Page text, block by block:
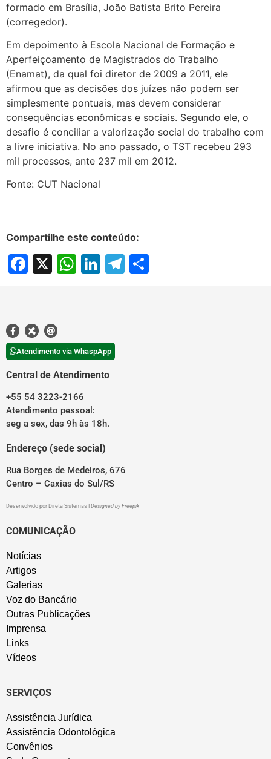
formado em Brasília, João Batista Brito Pereira
(corregedor).
Em depoimento à Escola Nacional de Formação e
Aperfeiçoamento de Magistrados do Trabalho
(Enamat), da qual foi diretor de 2009 a 2011, ele
afirmou que as decisões dos juízes não podem ser
simplesmente pontuais, mas devem considerar
consequências econômicas e sociais. Segundo ele, o
desafio é conciliar a valorização social do trabalho com
a livre iniciativa. No ano passado, o TST recebeu 293
mil processos, ante 237 mil em 2012.
Fonte: CUT Nacional
Compartilhe este conteúdo:
Facebook
X WhatsApp
LinkedIn
Telegram
Atendimento via WhaspApp
Central de Atendimento
+55 54 3223-2166
Atendimento pessoal:
seg a sex, das 9h às 18h.
Endereço (sede social)
Rua Borges de Medeiros, 676
Centro – Caxias do Sul/RS
Desenvolvido por Direta Sistemas Designed by Freepik
COMUNICAÇÃO
Notícias
Artigos
Galerias
Voz do Bancário
Outras Publicações
Imprensa
Links
Vídeos
SERVIÇOS
Assistência Jurídica
Assistência Odontológica
Convênios